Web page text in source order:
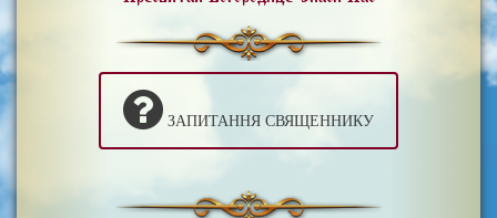
ЗАПИТАННЯ СВЯЩЕННИКУ